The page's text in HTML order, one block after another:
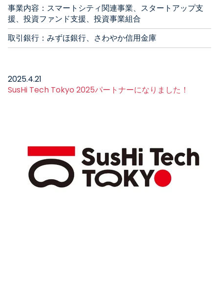
事業内容：スマートシティ関連事業、スタートアップ支
援、投資ファンド支援、投資事業組合
取引銀行：みずほ銀行、さわやか信用金庫
2025.4.21
SusHi Tech Tokyo 2025パートナーになりました！